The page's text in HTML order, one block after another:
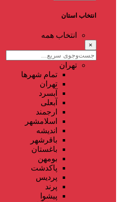
انتخاب استان
انتخاب همه
×
تهران
تمام شهر‌ها
تهران
آبسرد
آبعلی
ارجمند
اسلامشهر
اندیشه
باقرشهر
باغستان
بومهن
پاکدشت
پردیس
پرند
پیشوا